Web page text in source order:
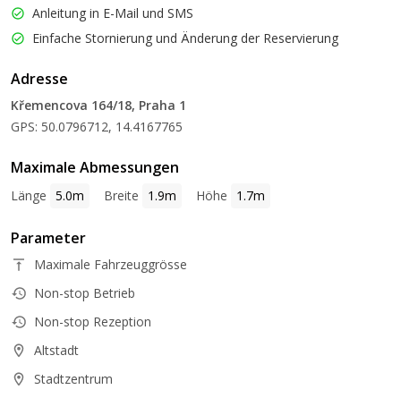
Anleitung in E-Mail und SMS
Einfache Stornierung und Änderung der Reservierung
Adresse
Křemencova 164/18, Praha 1
GPS: 50.0796712, 14.4167765
Maximale Abmessungen
Länge 5.0m Breite 1.9m Höhe 1.7m
Parameter
Maximale Fahrzeuggrösse
Non-stop Betrieb
Non-stop Rezeption
Altstadt
Stadtzentrum